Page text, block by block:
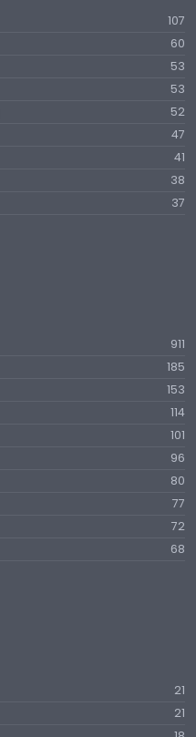
107
60
53
53
52
47
41
38
37
911
185
153
114
101
96
80
77
72
68
21
21